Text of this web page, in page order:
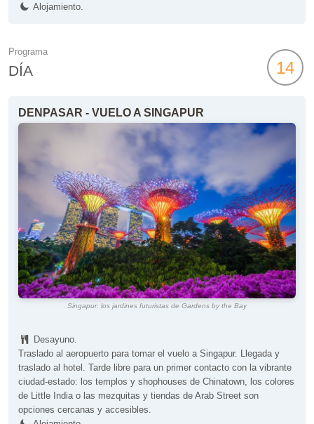
Alojamiento.
Programa
DÍA 14
DENPASAR - VUELO A SINGAPUR
Singapur: los jardines futuristas de Gardens by the Bay
Desayuno.
Traslado al aeropuerto para tomar el vuelo a Singapur. Llegada y
traslado al hotel. Tarde libre para un primer contacto con la vibrante
ciudad-estado: los templos y shophouses de Chinatown, los colores
de Little India o las mezquitas y tiendas de Arab Street son
opciones cercanas y accesibles.